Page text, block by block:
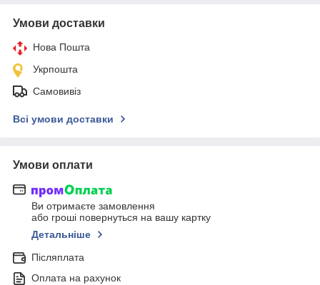
Умови доставки
Нова Пошта
Укрпошта
Самовивіз
Всі умови доставки
Умови оплати
Ви отримаєте замовлення
або гроші повернуться на вашу картку
Детальніше
Післяплата
Оплата на рахунок